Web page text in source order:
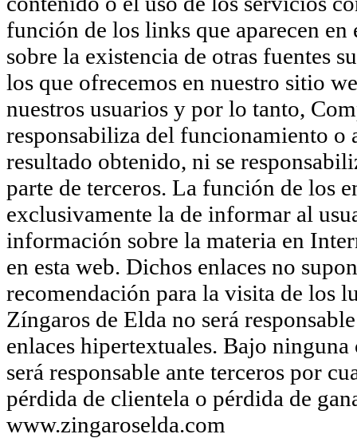
función de los links que aparecen
sobre la existencia de otras fuentes
los que ofrecemos en nuestro sitio
nuestros usuarios y por lo tanto,
responsabiliza del funcionamiento o
resultado obtenido, ni se
parte de terceros. La función de los
exclusivamente la de informar al
información sobre la materia en
en esta web. Dichos enlaces no
recomendación para la visita de los
Zíngaros de Elda no será
enlaces hipertextuales. Bajo
será responsable ante terceros por
pérdida de clientela o pérdida de
www.zingaroselda.com